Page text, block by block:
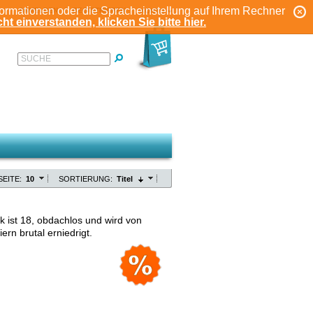
oder die Spracheinstellung auf Ihrem Rechner
einverstanden, klicken Sie bitte hier.
KONTO
ANMELDEN REGISTRIEREN
SUCHE
SORTIERUNG: Titel
10
ist 18, obdachlos und wird von
brutal erniedrigt.